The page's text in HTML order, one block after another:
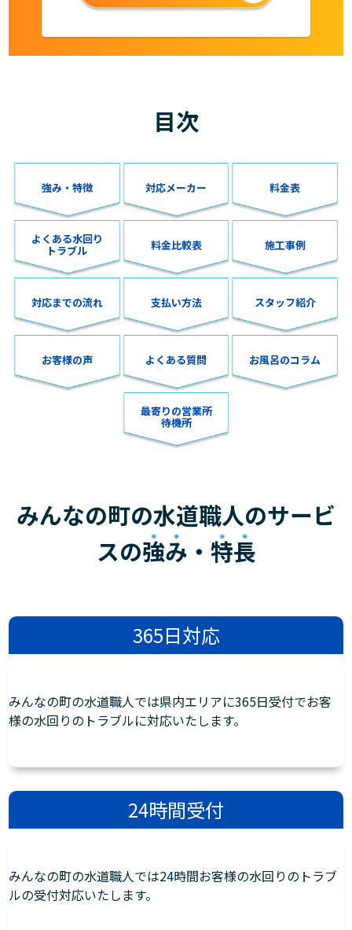
目次
強み・特徴 対応メーカー 料金表
よくある水回り
トラブル 料金比較表 施工事例
対応までの流れ 支払い方法 スタッフ紹介
お客様の声 よくある質問 お風呂のコラム
最寄りの営業所
待機所
みんなの町の水道職人のサービ
スの強み ・ 特長
365日対応
みんなの町の水道職人では県内エリアに365日受付でお客
様の水回りのトラブルに対応いたします。
24時間受付
みんなの町の水道職人では24時間お客様の水回りのトラブ
ルの受付対応いたします。